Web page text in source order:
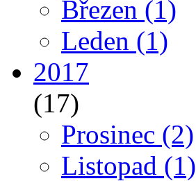
Březen (1)
Leden (1)
2017
(17)
Prosinec (2)
Listopad (1)